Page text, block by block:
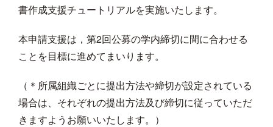
書作成支援チュートリアルを実施いたします。
本申請支援は，第2回公募の学内締切に間に合わせる
ことを目標に進めてまいります。
（＊所属組織ごとに提出方法や締切が設定されている
場合は、それぞれの提出方法及び締切に従っていただ
きますようお願いいたします。）